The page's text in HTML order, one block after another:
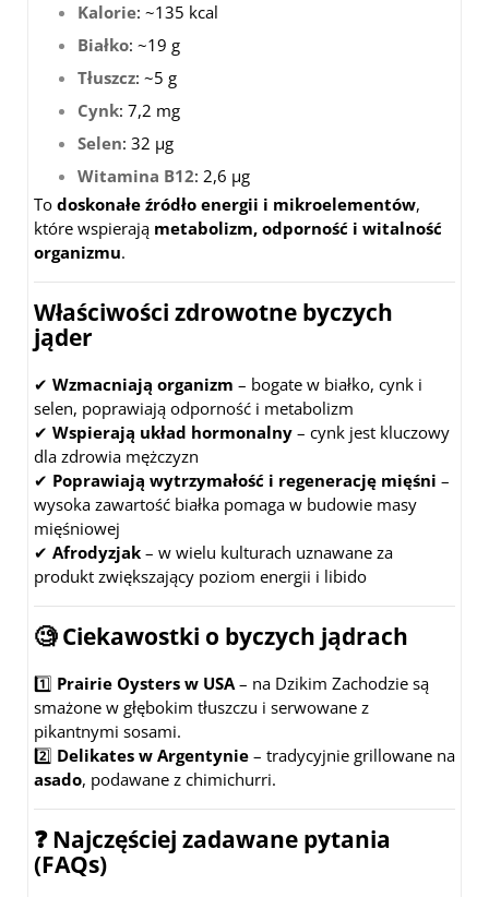
Kalorie: ~135 kcal
Białko: ~19 g
Tłuszcz: ~5 g
Cynk: 7,2 mg
Selen: 32 µg
Witamina B12: 2,6 µg
To doskonałe źródło energii i mikroelementów,
które wspierają metabolizm, odporność i witalność
organizmu.
Właściwości zdrowotne byczych
jąder
✔ Wzmacniają organizm – bogate w białko, cynk i
selen, poprawiają odporność i metabolizm
✔ Wspierają układ hormonalny – cynk jest kluczowy
dla zdrowia mężczyzn
✔ Poprawiają wytrzymałość i regenerację mięśni –
wysoka zawartość białka pomaga w budowie masy
mięśniowej
✔ Afrodyzjak – w wielu kulturach uznawane za
produkt zwiększający poziom energii i libido
🧐Ciekawostki o byczych jądrach
1️⃣ Prairie Oysters w USA– na Dzikim Zachodzie są
smażone w głębokim tłuszczu i serwowane z
pikantnymi sosami.
2️⃣ Delikates w Argentynie – tradycyjnie grillowane na
asado, podawane z chimichurri.
❓Najczęściej zadawane pytania
(FAQs)